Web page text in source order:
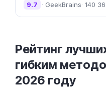
GeekBrains 140
9.7
Рейтинг
гибким
2026 году